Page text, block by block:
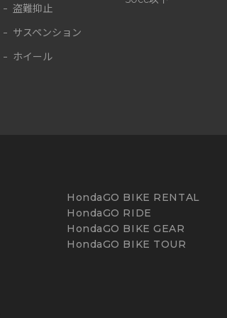
盗難抑止
サスペンション
ホイール
HondaGO BIKE RENTAL
HondaGO RIDE
HondaGO BIKE GEAR
HondaGO BIKE TOUR